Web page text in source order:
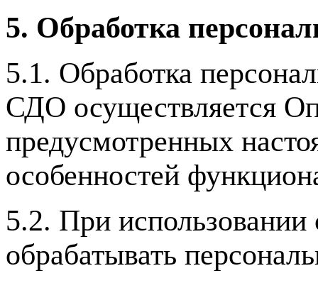
5. Обработка
5.1. Обработка
СДО осуществляется
предусмотренных
особенностей
5.2. При
обрабатывать